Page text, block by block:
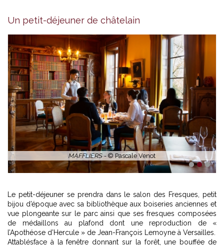
Un petit-déjeuner de châtelain
La bibliôthèque salle du petit-déjeuner -
1 2 3
Le petit-déjeuner se prendra dans le salon des Fresques, petit
bijou d’époque avec sa bibliothèque aux boiseries anciennes et
vue plongeante sur le parc ainsi que ses fresques composées
de médaillons au plafond dont une reproduction de «
l’Apothéose d’Hercule » de Jean-François Lemoyne à Versailles.
Attablésface à la fenêtre donnant sur la forêt, une bouffée de